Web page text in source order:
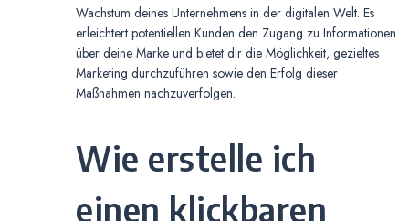
Wachstum deines Unternehmens in der digitalen Welt. Es
erleichtert potentiellen Kunden den Zugang zu Informationen
über deine Marke und bietet dir die Möglichkeit, gezieltes
Marketing durchzuführen sowie den Erfolg dieser
Maßnahmen nachzuverfolgen.
Wie erstelle ich
einen klickbaren